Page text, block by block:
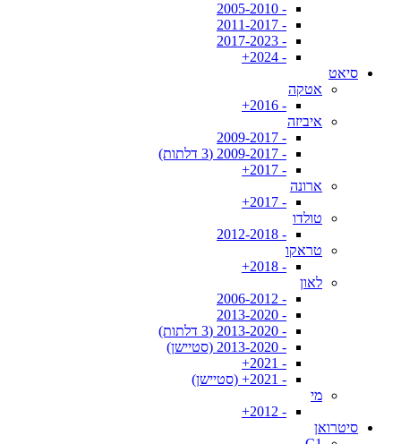
- 2005-2010
- 2011-2017
- 2017-2023
- 2024+
סיאט
אטקה
- 2016+
איביזה
- 2009-2017
- 2009-2017 (3 דלתות)
- 2017+
ארונה
- 2017+
טולדו
- 2012-2018
טראקו
- 2018+
לאון
- 2006-2012
- 2013-2020
- 2013-2020 (3 דלתות)
- 2013-2020 (סטיישן)
- 2021+
- 2021+ (סטיישן)
מי
- 2012+
סיטרואן